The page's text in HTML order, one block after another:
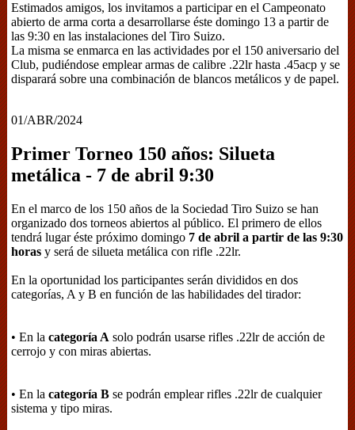
Estimados amigos, los invitamos a participar en el Campeonato
abierto de arma corta a desarrollarse éste domingo 13 a partir de
las 9:30 en las instalaciones del Tiro Suizo.
La misma se enmarca en las actividades por el 150 aniversario del
Club, pudiéndose emplear armas de calibre .22lr hasta .45acp y se
disparará sobre una combinación de blancos metálicos y de papel.
01/ABR/2024
Primer Torneo 150 años: Silueta
metálica - 7 de abril 9:30
En el marco de los 150 años de la Sociedad Tiro Suizo se han
organizado dos torneos abiertos al público. El primero de ellos
tendrá lugar éste próximo domingo 7 de abril a partir de las 9:30
horas y será de silueta metálica con rifle .22lr.
En la oportunidad los participantes serán divididos en dos
categorías, A y B en función de las habilidades del tirador:
• En la categoría A solo podrán usarse rifles .22lr de acción de
cerrojo y con miras abiertas.
• En la categoría B se podrán emplear rifles .22lr de cualquier
sistema y tipo miras.